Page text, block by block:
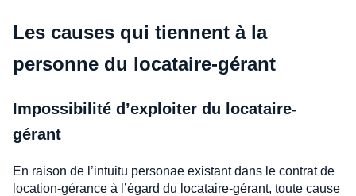
Les causes qui tiennent à la
personne du locataire-gérant
Impossibilité d’exploiter du locataire-
gérant
En raison de l’intuitu personae existant dans le contrat de
location-gérance à l’égard du locataire-gérant, toute cause